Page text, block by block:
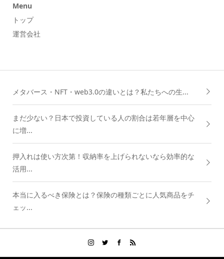
Menu
トップ
運営会社
メタバース・NFT・web3.0の違いとは？私たちへの生...
まだ少ない？日本で投資している人の割合は若年層を中心
に増...
押入れは使い方次第！収納率を上げられないなら効率的な
活用...
本当に入るべき保険とは？保険の種類ごとに人気商品をチ
ェッ...